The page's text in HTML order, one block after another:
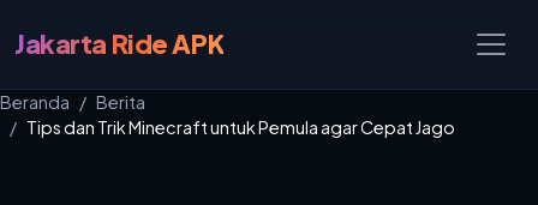
Jakarta Ride APK
Beranda
Berita
Tips dan Trik Minecraft untuk Pemula agar Cepat Jago